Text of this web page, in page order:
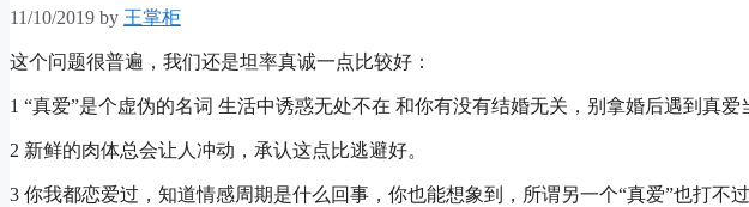
11/10/2019 by 王掌柜
这个问题很普遍，我们还是坦率真诚一点比较好：
1 “真爱”是个虚伪的名词 生活中诱惑无处不在 和你有没有结婚无关，别拿婚后遇到真爱
2 新鲜的肉体总会让人冲动，承认这点比逃避好。
3 你我都恋爱过，知道情感周期是什么回事，你也能想象到，所谓另一个“真爱”也打不过